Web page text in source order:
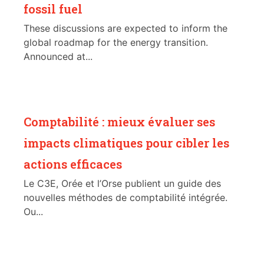
fossil fuel
These discussions are expected to inform the
global roadmap for the energy transition.
Announced at...
Comptabilité : mieux évaluer ses
impacts climatiques pour cibler les
actions efficaces
Le C3E, Orée et l’Orse publient un guide des
nouvelles méthodes de comptabilité intégrée.
Ou...